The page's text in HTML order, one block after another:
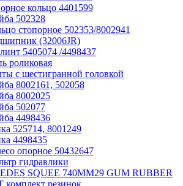
кольцо 4401599
502328
стопорное 502353/8002941
(32006JR)
5405074 /4498437
роликовая
с шестигранной головкой
8002161, 502058
8002025
502077
4498436
525714, 8001249
4498435
опорное 50432647
гидравлики
SQUEE 740MM29 GUM RUBBER
комплект резинок